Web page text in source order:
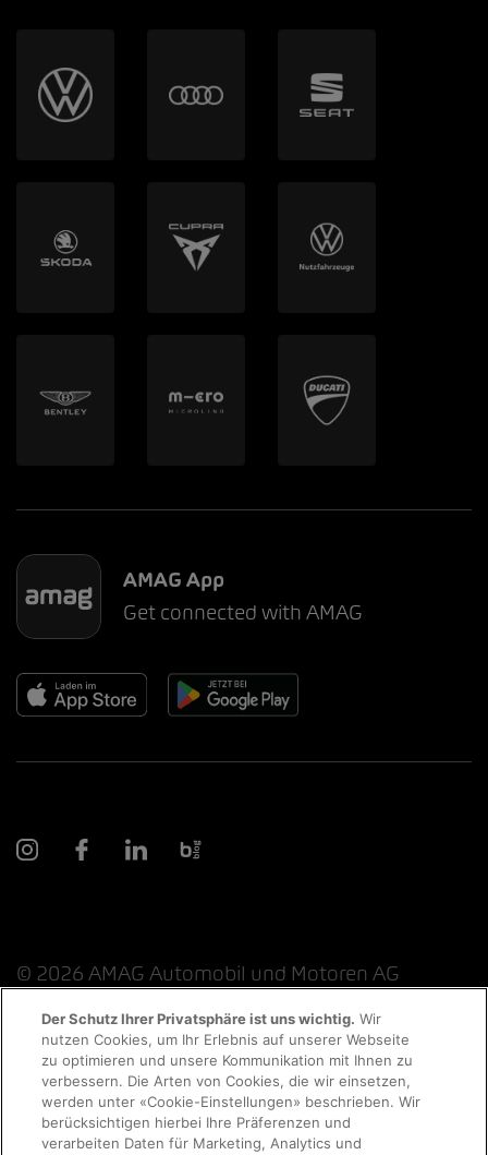
Probefahrt
Terminvereinbarung
AMAG App
Get connected with AMAG
© 2026 AMAG Automobil und Motoren AG
Datenschutzerklärung Rechtliche Hinweise
Rechtliche Hinweise Online-Chat
Der Schutz Ihrer Privatsphäre ist uns wichtig. Wir
nutzen Cookies, um Ihr Erlebnis auf unserer Webseite
zu optimieren und unsere Kommunikation mit Ihnen zu
verbessern. Die Arten von Cookies, die wir einsetzen,
werden unter «Cookie-Einstellungen» beschrieben. Wir
berücksichtigen hierbei Ihre Präferenzen und
verarbeiten Daten für Marketing, Analytics und